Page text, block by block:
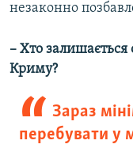
незаконно
– Хто
Криму?
Зараз
перебувати у